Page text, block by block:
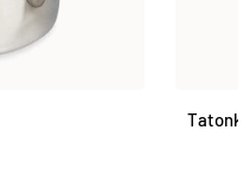
Tatonka